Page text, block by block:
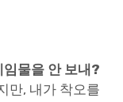
물을 안 보내?
만, 내가 착오를